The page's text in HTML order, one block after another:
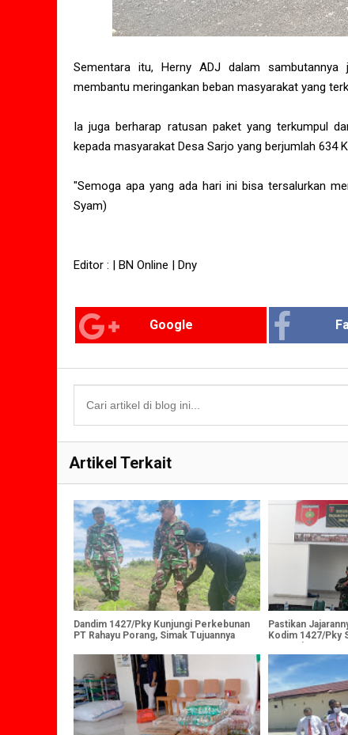
Sementara itu, Herny ADJ dalam
membantu meringankan beban masyarakat yang
Ia juga berharap ratusan paket yang terkumpul
kepada masyarakat Desa Sarjo yang berjumlah 634
"Semoga apa yang ada hari ini bisa tersalurkan
Syam)
Editor : | BN Online | Dny
Google
Artikel Terkait
Dandim 1427/Pky Kunjungi Perkebunan
PT Rahayu Porang, Simak Tujuannya
Pastikan
Kodim 1427/Pky